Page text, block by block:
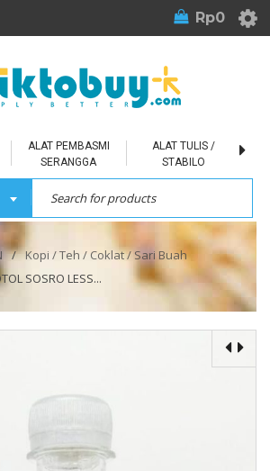
Rp0
ALAT PEMBASMI
SERANGGA
ALAT TULIS /
STABILO
/
Kopi / Teh / Coklat / Sari Buah
SOSRO LESS...